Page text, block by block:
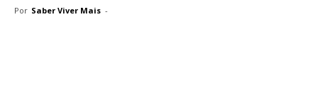
Por Saber Viver Mais -